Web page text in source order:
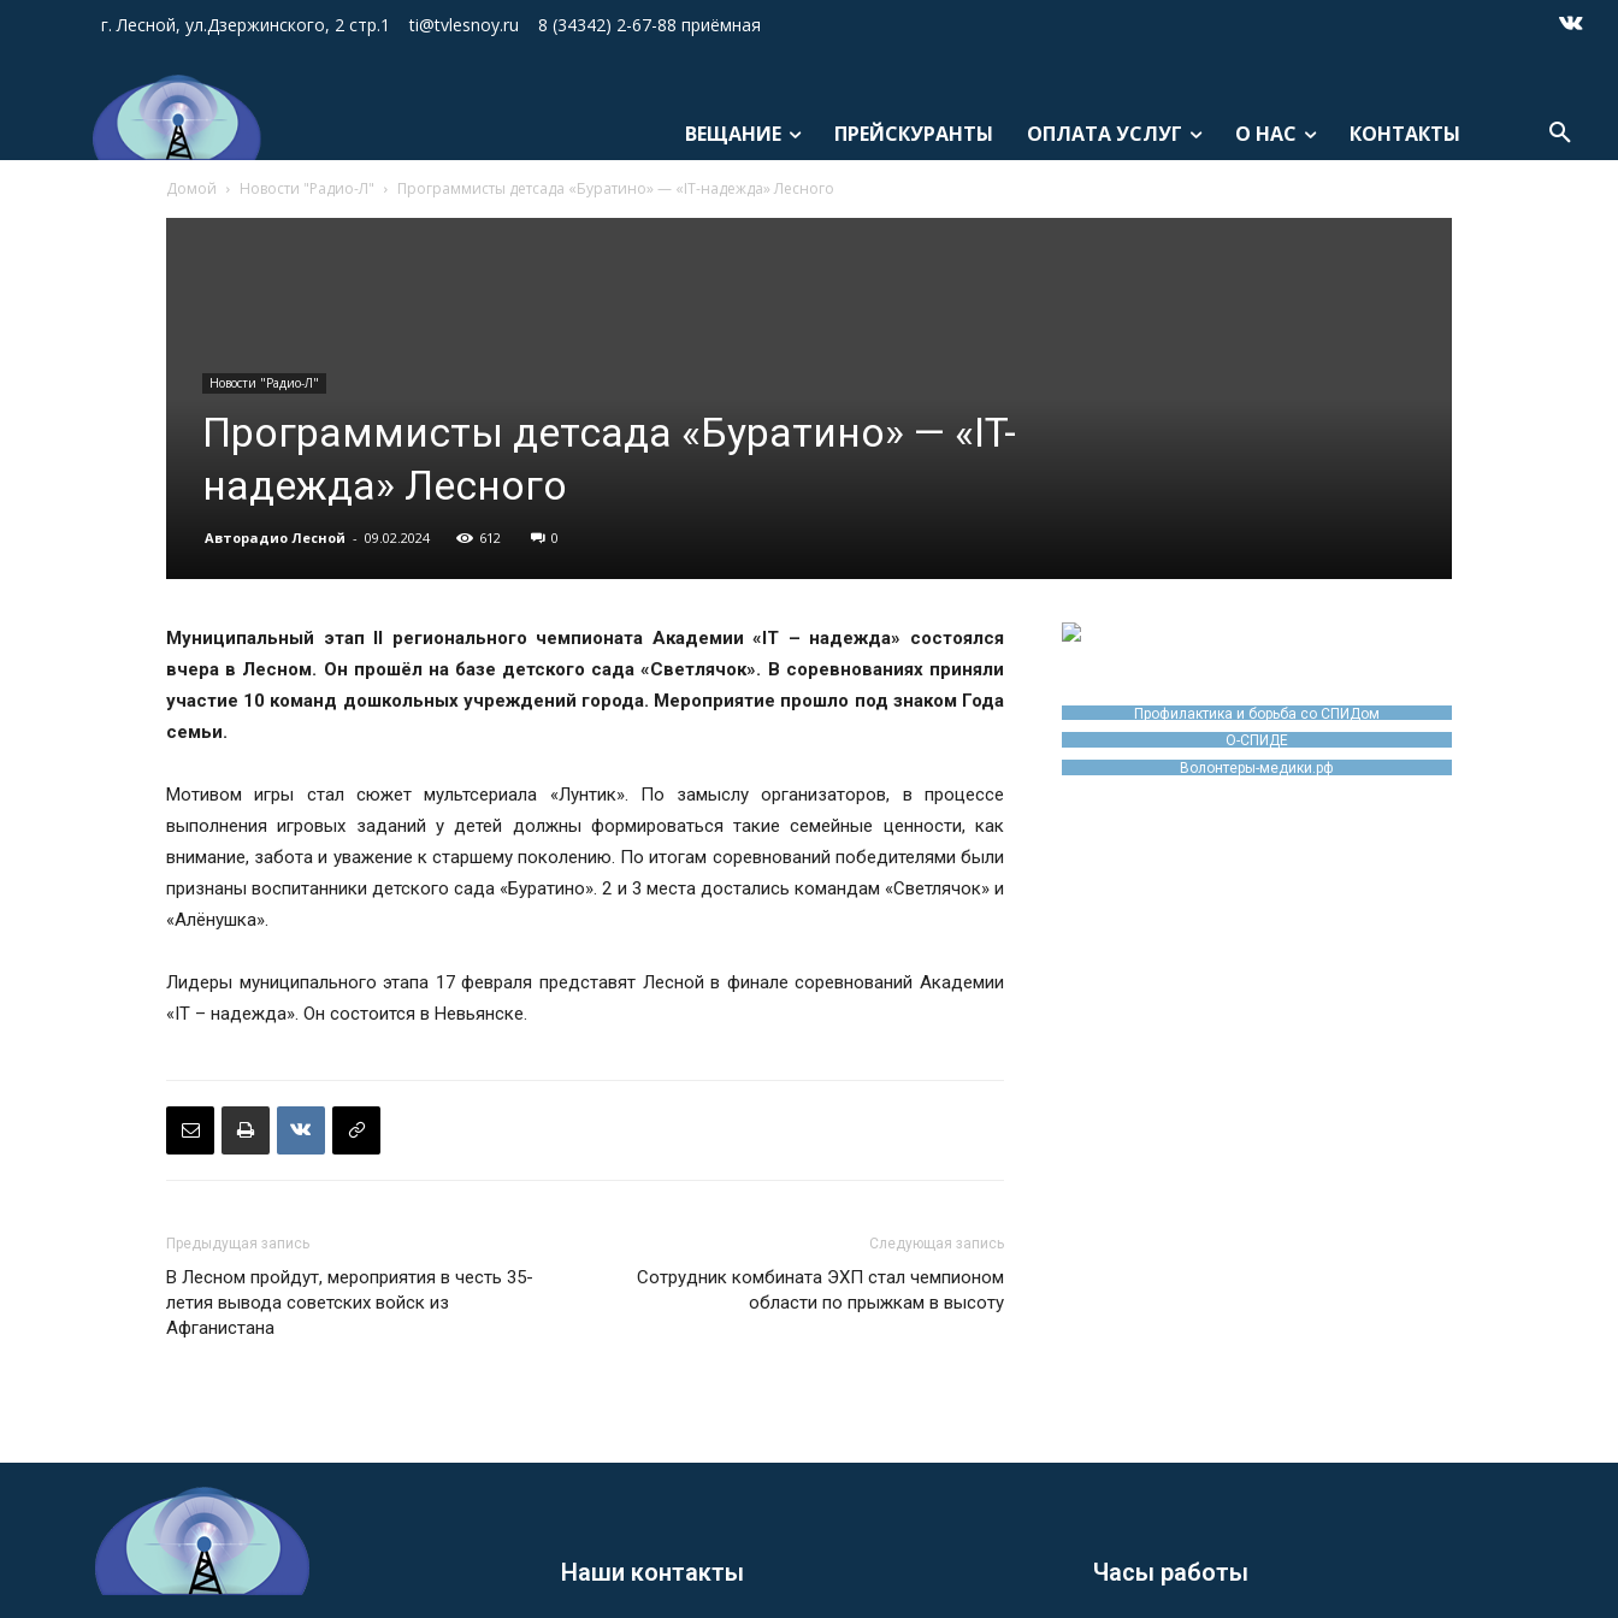
г. Лесной, ул.Дзержинского, 2 стр.1 ti@tvlesnoy.ru 8 (34342) 2-67-88 приёмная
ВЕЩАНИЕ ПРЕЙСКУРАНТЫ ОПЛАТА УСЛУГ О НАС КОНТАКТЫ
Домой Новости "Радио-Л" Программисты детсада «Буратино» — «IT-надежда» Лесного
Новости "Радио-Л"
Программисты детсада «Буратино» — «IT-
надежда» Лесного
Авторадио Лесной - 09.02.2024 612 0
Муниципальный этап II регионального чемпионата Академии «IT – надежда» состоялся
вчера в Лесном. Он прошёл на базе детского сада «Светлячок». В соревнованиях приняли
участие 10 команд дошкольных учреждений города. Мероприятие прошло под знаком Года
семьи.
Мотивом игры стал сюжет мультсериала «Лунтик». По замыслу организаторов, в процессе
выполнения игровых заданий у детей должны формироваться такие семейные ценности, как
внимание, забота и уважение к старшему поколению. По итогам соревнований победителями были
признаны воспитанники детского сада «Буратино». 2 и 3 места достались командам «Светлячок» и
«Алёнушка».
Лидеры муниципального этапа 17 февраля представят Лесной в финале соревнований Академии
«IT – надежда». Он состоится в Невьянске.
Предыдущая запись
В Лесном пройдут, мероприятия в честь 35-
летия вывода советских войск из
Афганистана
Следующая запись
Сотрудник комбината ЭХП стал чемпионом
области по прыжкам в высоту
Профилактика и борьба со СПИДом
О-СПИДЕ
Волонтеры-медики.рф
Наши контакты Часы работы